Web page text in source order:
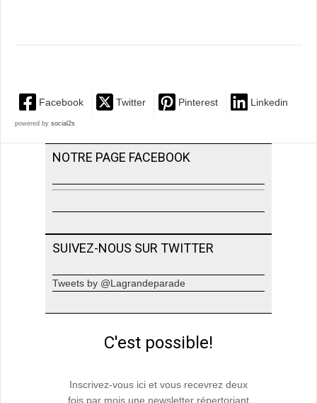
Facebook Twitter Pinterest Linkedin
powered by social2s
NOTRE PAGE FACEBOOK
SUIVEZ-NOUS SUR TWITTER
Tweets by @Lagrandeparade
C'est possible!
Inscrivez-vous ici et vous recevrez deux
fois par mois une newsletter répertoriant